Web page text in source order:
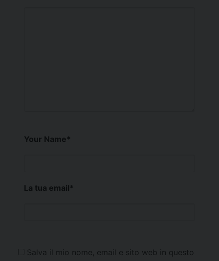
Your Name*
La tua email*
Salva il mio nome, email e sito web in questo